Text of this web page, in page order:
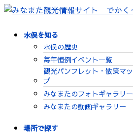
水俣を知る
水俣の歴史
毎年恒例イベント一覧
観光パンフレット・散策マッ
プ
みなまたのフォトギャラリー
みなまたの動画ギャラリー
場所で探す